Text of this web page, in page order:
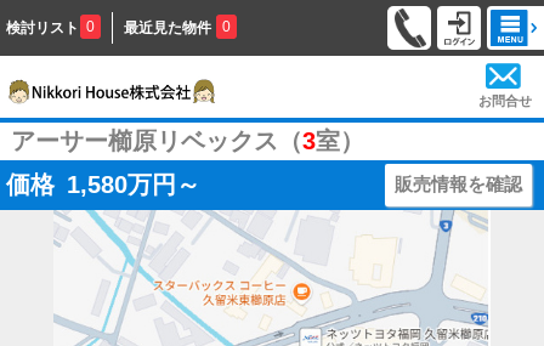
検討リスト 0 最近見た物件 0
お問合せ
アーサー櫛原リベックス（3室）
価格 1,580万円～ 販売情報を確認